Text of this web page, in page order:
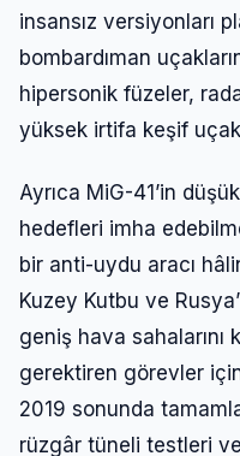
insansız versiyonları
bombardıman
hipersonik füzeler,
yüksek irtifa keşif
Ayrıca MiG-41’in
hedefleri imha
bir anti-uydu aracı
Kuzey Kutbu ve
geniş hava sahalarını
gerektiren görevler için
2019 sonunda
rüzgâr tüneli testleri